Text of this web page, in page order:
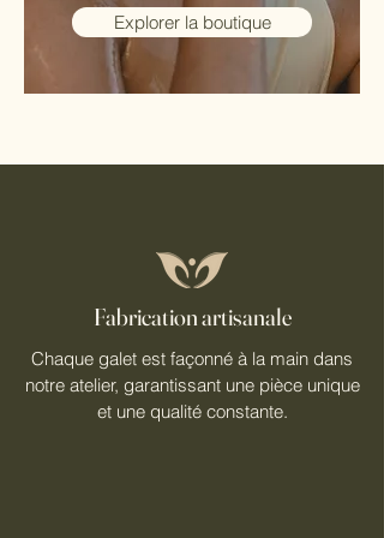
Explorer la boutique
Fabrication artisanale
Chaque galet est façonné à la main dans
notre atelier, garantissant une pièce unique
et une qualité constante.